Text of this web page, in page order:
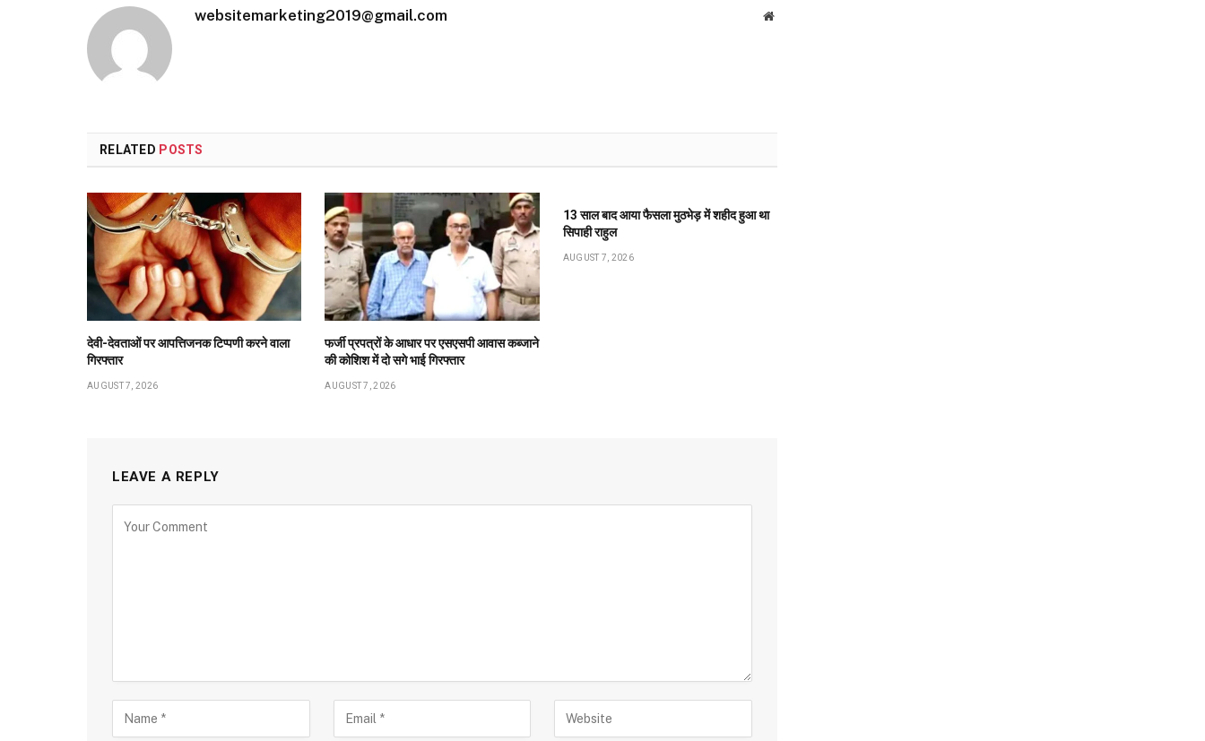
websitemarketing2019@gmail.com Website
RELATED POSTS
देवी-देवताओं पर आपत्तिजनक टिप्पणी करने वाला
गिरफ्तार
AUGUST 7, 2026
फर्जी प्रपत्रों के आधार पर एसएसपी आवास कब्जाने
की कोशिश में दो सगे भाई गिरफ्तार
AUGUST 7, 2026
13 साल बाद आया फैसला मुठभेड़ में शहीद हुआ था
सिपाही राहुल
AUGUST 7, 2026
LEAVE A REPLY